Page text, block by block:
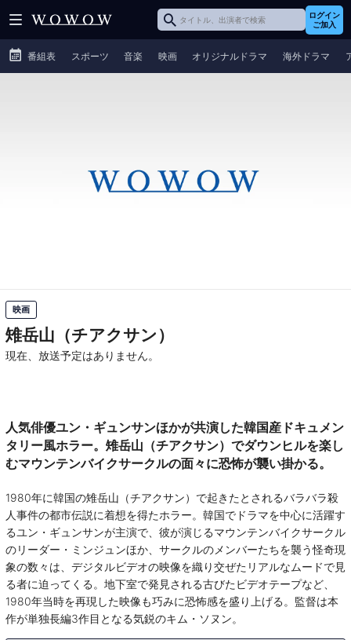
ログイン
ご加入
番組表 スポーツ 音楽 映画 オリジナルドラマ 海外ドラマ
映画
雉岳山（チアクサン）
現在、放送予定はありません。
人気俳優ユン・ギュンサンほかが共演した韓国産ドキュメン
タリー風ホラー。雉岳山（チアクサン）でダウンヒルを楽し
むマウンテンバイクサークルの面々に恐怖が襲い掛かる。
1980年に韓国の雉岳山（チアクサン）で起きたとされるバラバラ殺
人事件の都市伝説に着想を得たホラー。韓国でドラマを中心に活躍す
るユン・ギュンサンが主演で、彼が演じるマウンテンバイクサークル
のリーダー・ミンジュンほか、サークルのメンバーたちを襲う怪奇現
象の数々は、デジタルビデオの映像を織り交ぜたリアルなムードで見
る者に迫ってくる。地下室で発見される古びたビデオテープなど、
1980年当時を再現した映像も巧みに恐怖感を盛り上げる。監督は本
作が単独長編3作目となる気鋭のキム・ソヌン。